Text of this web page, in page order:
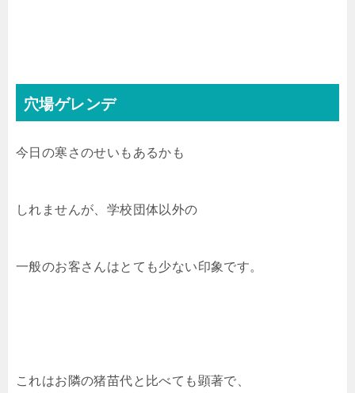
穴場ゲレンデ
今日の寒さのせいもあるかも
しれませんが、学校団体以外の
一般のお客さんはとても少ない印象です。
これはお隣の猪苗代と比べても顕著で、